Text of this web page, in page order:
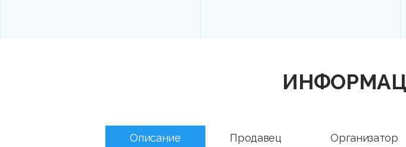
Описание Продавец Организатор